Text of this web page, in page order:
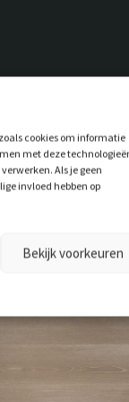
cookies om informatie
met deze
Als je geen
invloed hebben op
Bekijk voorkeuren